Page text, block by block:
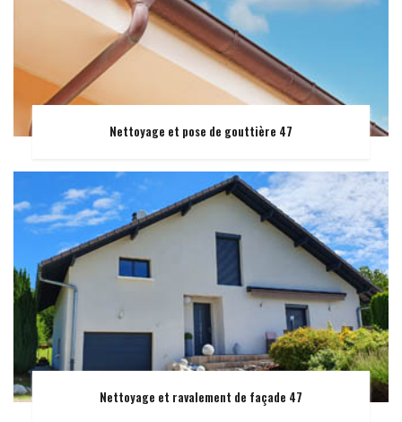
Nettoyage et pose de gouttière 47
Nettoyage et ravalement de façade 47